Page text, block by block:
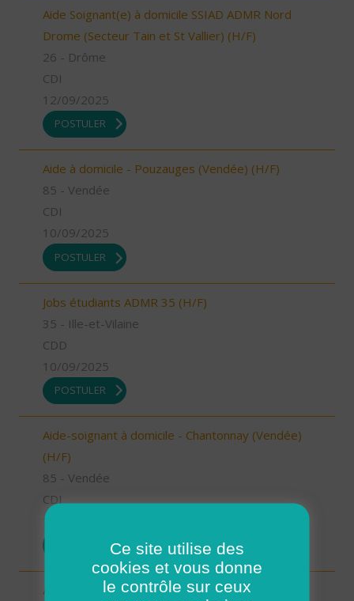
Aide Soignant(e) à domicile SSIAD ADMR Nord
Drome (Secteur Tain et St Vallier) (H/F)
26 - Drôme
CDI
12/09/2025
POSTULER
Aide à domicile - Pouzauges (Vendée) (H/F)
85 - Vendée
CDI
10/09/2025
POSTULER
Jobs étudiants ADMR 35 (H/F)
35 - Ille-et-Vilaine
CDD
10/09/2025
POSTULER
Aide-soignant à domicile - Chantonnay (Vendée)
(H/F)
85 - Vendée
CDI
10/09/2025
Aide à domicile - secteur Beaumarchès (H/F)
Ce site utilise des
cookies et vous donne
le contrôle sur ceux